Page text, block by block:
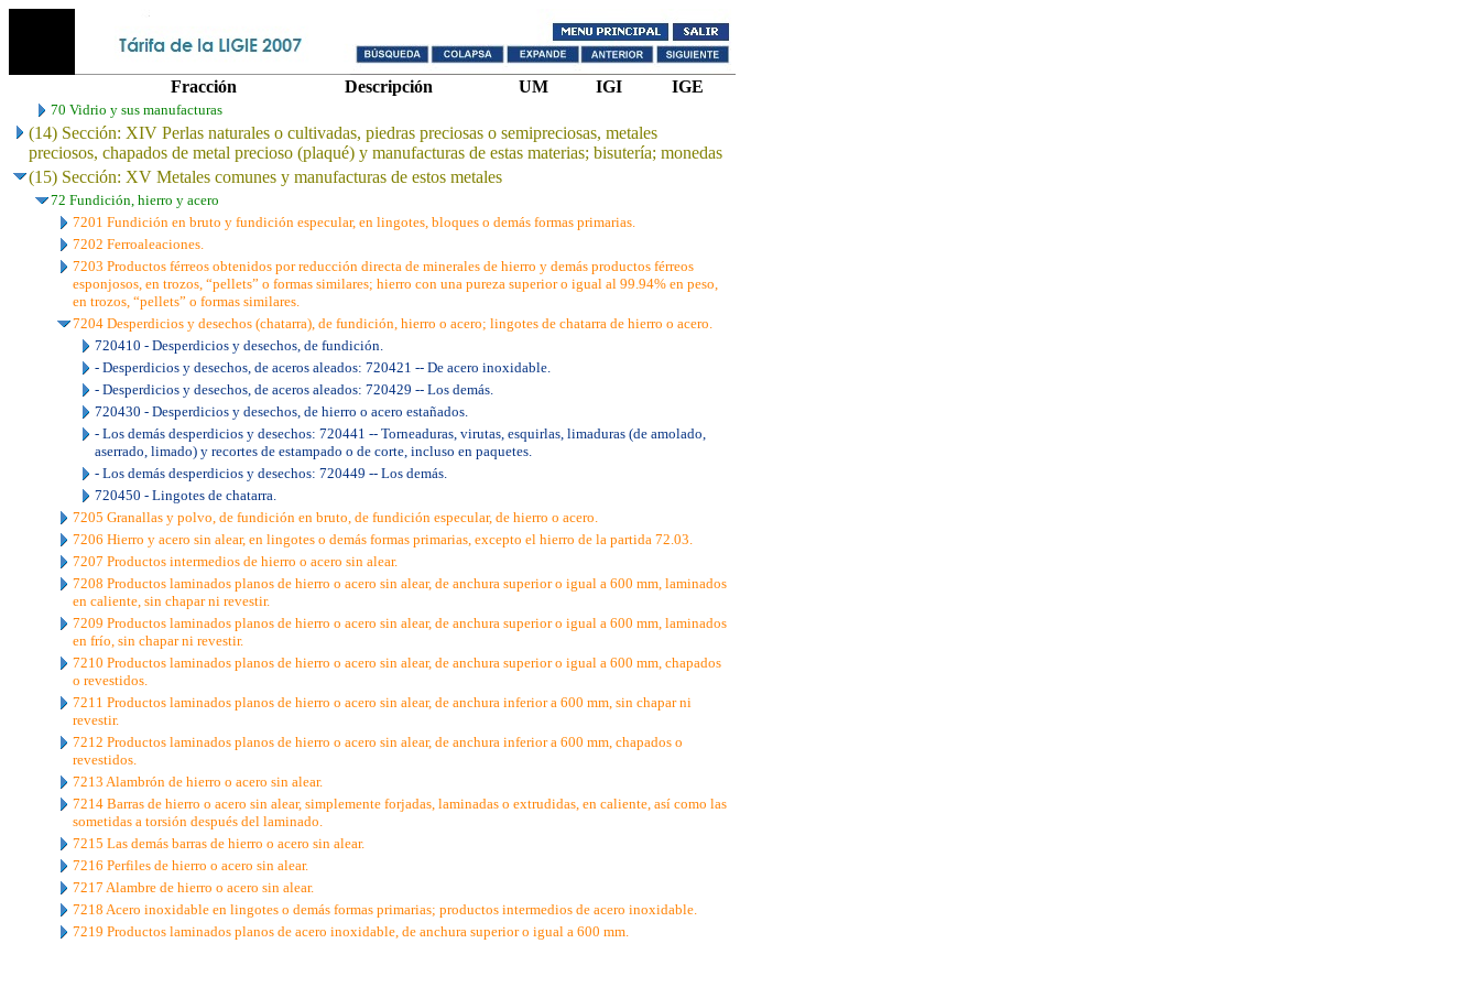
Fracción Descripción UM IGI IGE
70 Vidrio y sus manufacturas
(14) Sección: XIV Perlas naturales o cultivadas, piedras preciosas o semipreciosas, metales
preciosos, chapados de metal precioso (plaqué) y manufacturas de estas materias; bisutería; monedas
(15) Sección: XV Metales comunes y manufacturas de estos metales
72 Fundición, hierro y acero
7201 Fundición en bruto y fundición especular, en lingotes, bloques o demás formas primarias.
7202 Ferroaleaciones.
7203 Productos férreos obtenidos por reducción directa de minerales de hierro y demás productos férreos
esponjosos, en trozos, “pellets” o formas similares; hierro con una pureza superior o igual al 99.94% en peso,
en trozos, “pellets” o formas similares.
7204 Desperdicios y desechos (chatarra), de fundición, hierro o acero; lingotes de chatarra de hierro o acero.
720410 - Desperdicios y desechos, de fundición.
- Desperdicios y desechos, de aceros aleados: 720421 -- De acero inoxidable.
- Desperdicios y desechos, de aceros aleados: 720429 -- Los demás.
720430 - Desperdicios y desechos, de hierro o acero estañados.
- Los demás desperdicios y desechos: 720441 -- Torneaduras, virutas, esquirlas, limaduras (de amolado,
aserrado, limado) y recortes de estampado o de corte, incluso en paquetes.
- Los demás desperdicios y desechos: 720449 -- Los demás.
720450 - Lingotes de chatarra.
7205 Granallas y polvo, de fundición en bruto, de fundición especular, de hierro o acero.
7206 Hierro y acero sin alear, en lingotes o demás formas primarias, excepto el hierro de la partida 72.03.
7207 Productos intermedios de hierro o acero sin alear.
7208 Productos laminados planos de hierro o acero sin alear, de anchura superior o igual a 600 mm, laminados
en caliente, sin chapar ni revestir.
7209 Productos laminados planos de hierro o acero sin alear, de anchura superior o igual a 600 mm, laminados
en frío, sin chapar ni revestir.
7210 Productos laminados planos de hierro o acero sin alear, de anchura superior o igual a 600 mm, chapados
o revestidos.
7211 Productos laminados planos de hierro o acero sin alear, de anchura inferior a 600 mm, sin chapar ni
revestir.
7212 Productos laminados planos de hierro o acero sin alear, de anchura inferior a 600 mm, chapados o
revestidos.
7213 Alambrón de hierro o acero sin alear.
7214 Barras de hierro o acero sin alear, simplemente forjadas, laminadas o extrudidas, en caliente, así como las
sometidas a torsión después del laminado.
7215 Las demás barras de hierro o acero sin alear.
7216 Perfiles de hierro o acero sin alear.
7217 Alambre de hierro o acero sin alear.
7218 Acero inoxidable en lingotes o demás formas primarias; productos intermedios de acero inoxidable.
7219 Productos laminados planos de acero inoxidable, de anchura superior o igual a 600 mm.